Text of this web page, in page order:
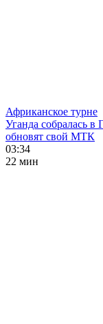
Африканское турне
Уганда собралась
обновят свой МТК
03:34
22 мин